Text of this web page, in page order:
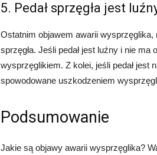
5. Pedał sprzęgła jest
Ostatnim objawem awarii wysprzęglika,
sprzęgła. Jeśli pedał jest luźny i nie
wysprzęglikiem. Z kolei, jeśli pedał jest
spowodowane uszkodzeniem
Podsumowanie
Jakie są objawy awarii wysprzęglika?